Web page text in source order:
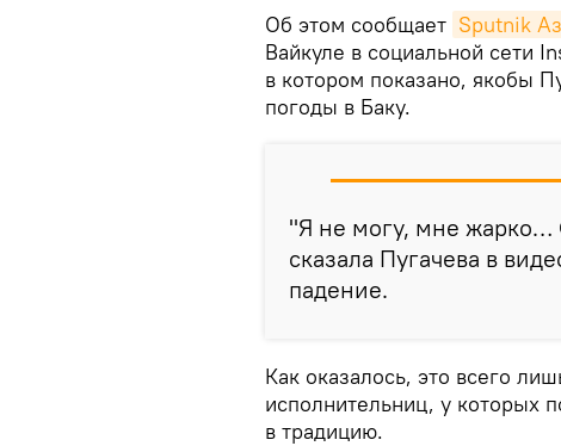
Об этом сообщает Sputnik
Вайкуле в социальной сети
в котором показано, якобы
погоды в Баку.
"Я не могу, мне
сказала Пугачева в
падение.
Как оказалось, это всего
исполнительниц, у
в традицию.